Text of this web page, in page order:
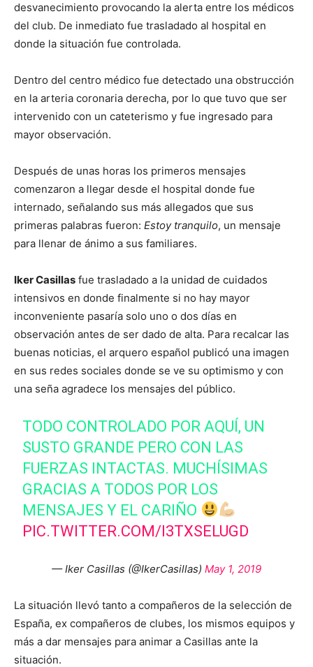
desvanecimiento provocando la alerta entre los médicos
del club. De inmediato fue trasladado al hospital en
donde la situación fue controlada.
Dentro del centro médico fue detectado una obstrucción
en la arteria coronaria derecha, por lo que tuvo que ser
intervenido con un cateterismo y fue ingresado para
mayor observación.
Después de unas horas los primeros mensajes
comenzaron a llegar desde el hospital donde fue
internado, señalando sus más allegados que sus
primeras palabras fueron: Estoy tranquilo, un mensaje
para llenar de ánimo a sus familiares.
Iker Casillas fue trasladado a la unidad de cuidados
intensivos en donde finalmente si no hay mayor
inconveniente pasaría solo uno o dos días en
observación antes de ser dado de alta. Para recalcar las
buenas noticias, el arquero español publicó una imagen
en sus redes sociales donde se ve su optimismo y con
una seña agradece los mensajes del público.
TODO CONTROLADO POR AQUÍ, UN
SUSTO GRANDE PERO CON LAS
FUERZAS INTACTAS. MUCHÍSIMAS
GRACIAS A TODOS POR LOS
MENSAJES Y EL CARIÑO
PIC.TWITTER.COM/I3TXSELUGD
— Iker Casillas (@IkerCasillas) May 1, 2019
La situación llevó tanto a compañeros de la selección de
España, ex compañeros de clubes, los mismos equipos y
más a dar mensajes para animar a Casillas ante la
situación.